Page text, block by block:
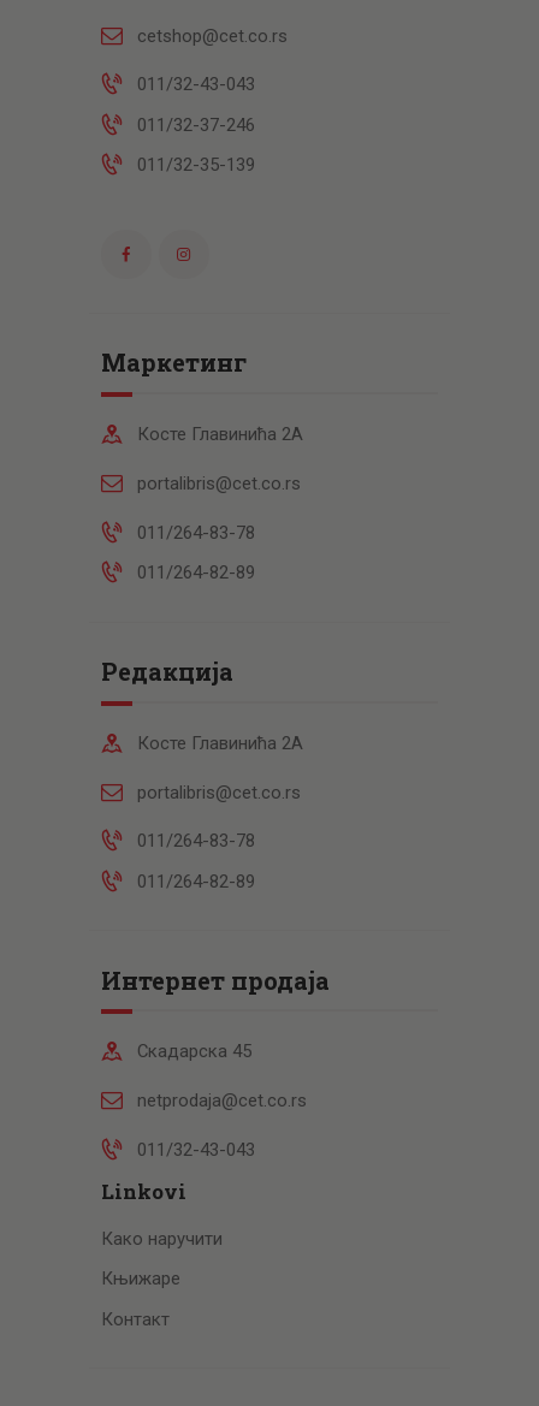
cetshop@cet.co.rs
011/32-43-043
011/32-37-246
011/32-35-139
Маркетинг
Косте Главинића 2А
portalibris@cet.co.rs
011/264-83-78
011/264-82-89
Редакција
Косте Главинића 2А
portalibris@cet.co.rs
011/264-83-78
011/264-82-89
Интернет продаја
Скадарска 45
netprodaja@cet.co.rs
011/32-43-043
Linkovi
Како наручити
Књижаре
Контакт